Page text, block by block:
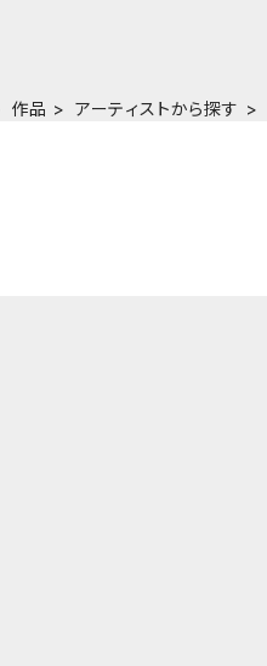
作品 アーティストから探す